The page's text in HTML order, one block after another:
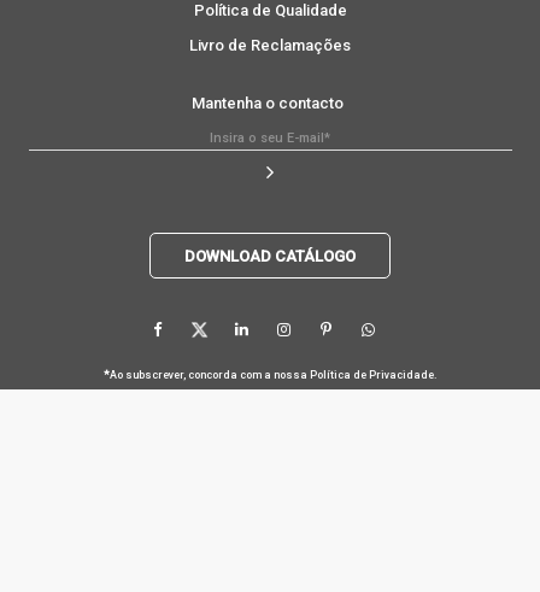
Política de Qualidade
Livro de Reclamações
Mantenha o contacto
DOWNLOAD CATÁLOGO
*Ao subscrever, concorda com a nossa Política de Privacidade.